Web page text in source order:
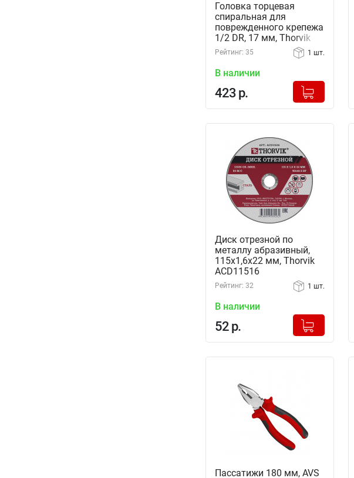
Головка торцевая
спиральная для
поврежденного крепежа
1/2 DR, 17 мм, Thorvik
BES1217 (53219)
Рейтинг: 35 1 шт.
В наличии
423 р.
+
Добавлено в корзину
Диск отрезной по
металлу абразивный,
115х1,6х22 мм, Thorvik
ACD11516
Рейтинг: 32 1 шт.
В наличии
52 р.
+
Добавлено в корзину
Пассатижи 180 мм, AVS